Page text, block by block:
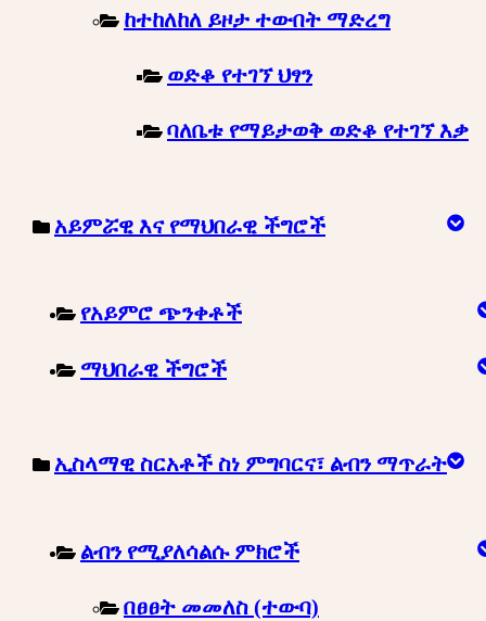
ከተከለከለ ይዞታ ተውበት ማድረግ
ወድቆ የተገኘ ህፃን
ባለቤቱ የማይታወቅ ወድቆ የተገኘ እቃ
አይምሯዊ እና የማህበራዊ ችግሮች
የአይምሮ ጭንቀቶች
ማህበራዊ ችግሮች
ኢስላማዊ ስርአቶች ስነ ምግባርና፣ ልብን ማጥራት
ልብን የሚያለሳልሱ ምክሮች
በፀፀት መመለስ (ተውባ)